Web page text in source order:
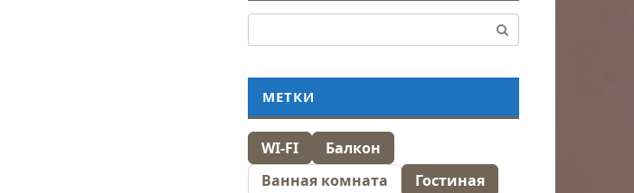
МЕТКИ
WI-FI
Балкон
Ванная комната
Гостиная